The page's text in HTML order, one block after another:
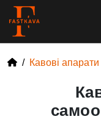
Кавові